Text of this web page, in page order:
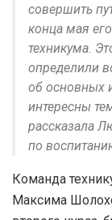
совершить
конца мая
техникума.
определили
об основных
интересны
рассказала
по
Команда
Максима